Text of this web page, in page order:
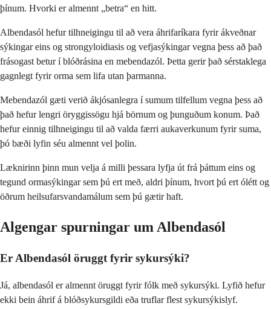
þínum. Hvorki er almennt „betra“ en hitt.
Albendasól hefur tilhneigingu til að vera áhrifaríkara fyrir ákveðnar
sýkingar eins og strongyloidiasis og vefjasýkingar vegna þess að það
frásogast betur í blóðrásina en mebendazól. Þetta gerir það sérstaklega
gagnlegt fyrir orma sem lifa utan þarmanna.
Mebendazól gæti verið ákjósanlegra í sumum tilfellum vegna þess að
það hefur lengri öryggissögu hjá börnum og þunguðum konum. Það
hefur einnig tilhneigingu til að valda færri aukaverkunum fyrir suma,
þó bæði lyfin séu almennt vel þolin.
Læknirinn þinn mun velja á milli þessara lyfja út frá þáttum eins og
tegund ormasýkingar sem þú ert með, aldri þínum, hvort þú ert ólétt og
öðrum heilsufarsvandamálum sem þú gætir haft.
Algengar spurningar um Albendasól
Er Albendasól öruggt fyrir sykursýki?
Já, albendasól er almennt öruggt fyrir fólk með sykursýki. Lyfið hefur
ekki bein áhrif á blóðsykursgildi eða truflar flest sykursýkislyf.